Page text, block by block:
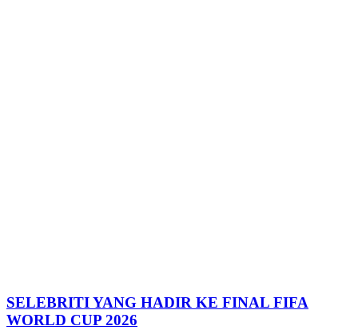
SELEBRITI YANG HADIR KE FINAL FIFA
WORLD CUP 2026